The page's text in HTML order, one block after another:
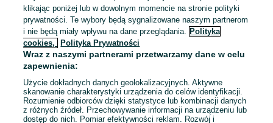
Kontynuuj przez konto Google
LUB
E-mail
klikając poniżej lub w dowolnym momencie na stronie polityki
prywatności. Te wybory będą sygnalizowane naszym partnerom
i nie będą miały wpływu na dane przeglądania.
Polityka
cookies,
Polityka Prywatności
Wraz z naszymi partnerami przetwarzamy dane w celu
zapewnienia:
Użycie dokładnych danych geolokalizacyjnych. Aktywne
skanowanie charakterystyki urządzenia do celów identyfikacji.
Rozumienie odbiorców dzięki statystyce lub kombinacji danych
z różnych źródeł. Przechowywanie informacji na urządzeniu lub
dostęp do nich. Pomiar efektywności reklam. Rozwój i